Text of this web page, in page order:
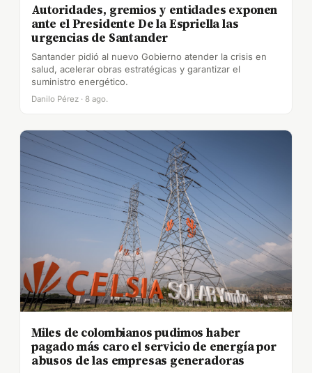
Autoridades, gremios y entidades exponen
ante el Presidente De la Espriella las
urgencias de Santander
Santander pidió al nuevo Gobierno atender la crisis en
salud, acelerar obras estratégicas y garantizar el
suministro energético.
Danilo Pérez · 8 ago.
Miles de colombianos pudimos haber
pagado más caro el servicio de energía por
abusos de las empresas generadoras